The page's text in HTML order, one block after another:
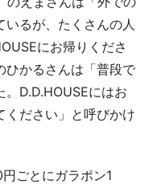
るが、たくさんの人
にお帰りくださ
ひかるさんは「普段で
D.D.HOUSEにはお
ください」と呼びかけ
ごとにガラポン1